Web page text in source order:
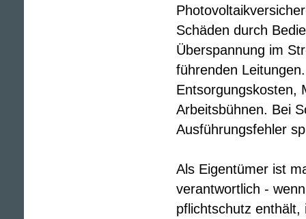
Schäden durch
Überspannung im
führenden
Entsorgungskosten,
Arbeitsbühnen. Bei
Ausführungsfehler
Als Eigentümer ist
verantwortlich -
pflichtschutz